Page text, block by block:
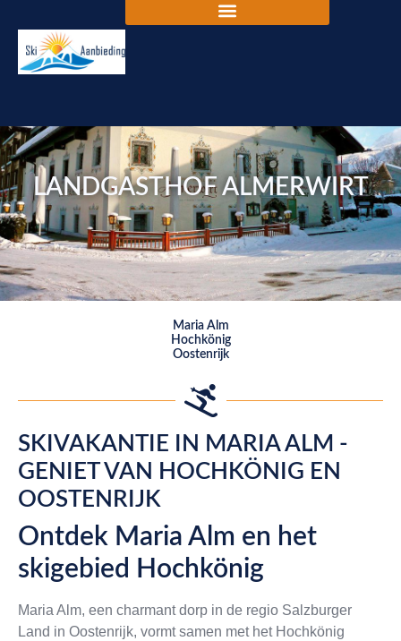
LANDGASTHOF ALMERWIRT
Maria Alm
Hochkönig
Oostenrijk
SKIVAKANTIE IN MARIA ALM -
GENIET VAN HOCHKÖNIG EN
OOSTENRIJK
Ontdek Maria Alm en het
skigebied Hochkönig
Maria Alm, een charmant dorp in de regio Salzburger
Land in Oostenrijk, vormt samen met het Hochkönig